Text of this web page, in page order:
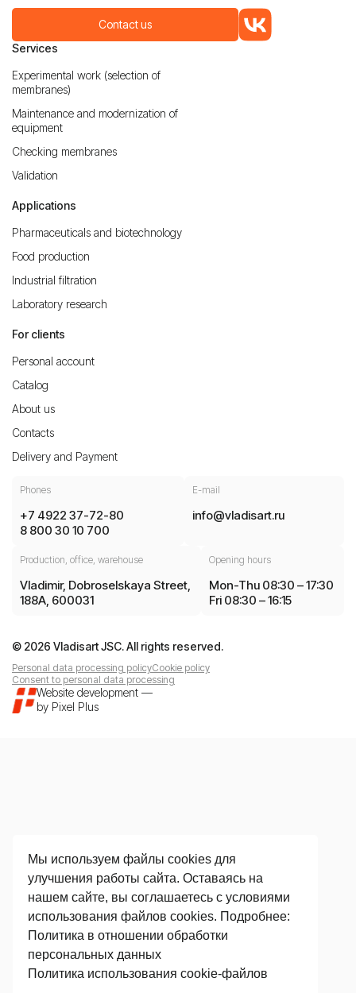
Contact us
Services
Experimental work (selection of
membranes)
Maintenance and modernization of
equipment
Checking membranes
Validation
Applications
Pharmaceuticals and biotechnology
Food production
Industrial filtration
Laboratory research
For clients
Personal account
Catalog
About us
Contacts
Delivery and Payment
Phones
+7 4922 37-72-80
8 800 30 10 700
E-mail
info@vladisart.ru
Production, office, warehouse
Vladimir, Dobroselskaya Street,
188A, 600031
Opening hours
Mon-Thu 08:30 – 17:30
Fri 08:30 – 16:15
© 2026 Vladisart JSC. All rights reserved.
Personal data processing policyCookie policy
Consent to personal data processing
Website development —
by Pixel Plus
Мы используем файлы cookies для
улучшения работы сайта. Оставаясь на
нашем сайте, вы соглашаетесь с условиями
использования файлов cookies. Подробнее:
Политика в отношении обработки
персональных данных
Политика использования сookie-файлов